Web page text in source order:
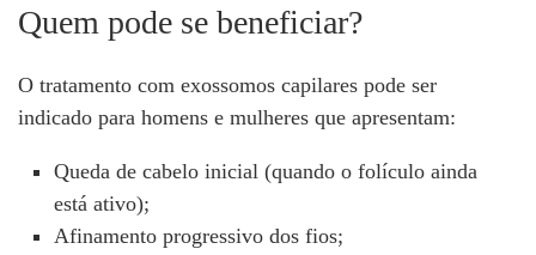
Quem pode se beneficiar?
O tratamento com exossomos capilares pode ser
indicado para homens e mulheres que apresentam:
Queda de cabelo inicial (quando o folículo ainda
está ativo);
Afinamento progressivo dos fios;